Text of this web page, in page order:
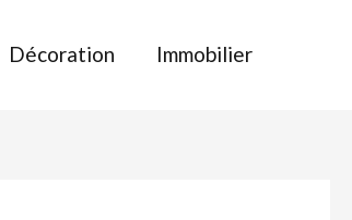
Décoration Immobilier